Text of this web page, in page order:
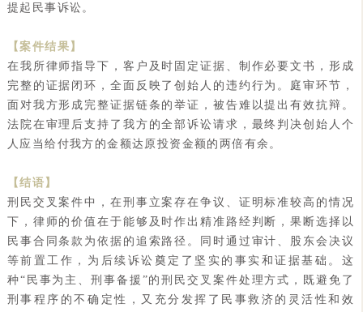
提起民事诉讼。
【案件结果】
在我所律师指导下，客户及时固定证据、制作必要文书，形成
完整的证据闭环，全面反映了创始人的违约行为。庭审环节，
面对我方形成完整证据链条的举证，被告难以提出有效抗辩。
法院在审理后支持了我方的全部诉讼请求，最终判决创始人个
人应当给付我方的金额达原投资金额的两倍有余。
【结语】
刑民交叉案件中，在刑事立案存在争议、证明标准较高的情况
下，律师的价值在于能够及时作出精准路经判断，果断选择以
民事合同条款为依据的追索路径。同时通过审计、股东会决议
等前置工作，为后续诉讼奠定了坚实的事实和证据基础。这
种“民事为主、刑事备援”的刑民交叉案件处理方式，既避免了
刑事程序的不确定性，又充分发挥了民事救济的灵活性和效